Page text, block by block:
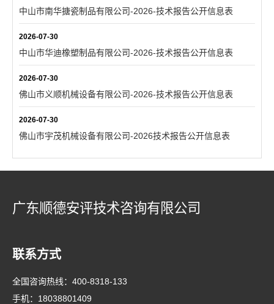
中山市南华搪瓷制品有限公司-2026-技术报告公开信息表
2026-07-30
中山市华迪橡塑制品有限公司-2026-技术报告公开信息表
2026-07-30
佛山市义顺机械设备有限公司-2026-技术报告公开信息表
2026-07-30
佛山市宇茂机械设备有限公司-2026技术报告公开信息表
广东顺德安评技术咨询有限公司
联系方式
全国咨询热线： 400-8318-133
手机： 18038801409